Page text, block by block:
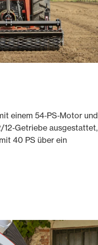
einem 54‑PS‑Motor und
12‑Getriebe ausgestattet,
40 PS über ein